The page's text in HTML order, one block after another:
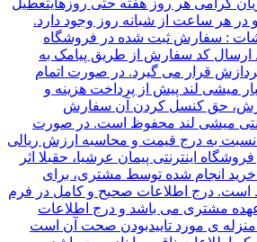
هر ساعت از شبانه روز وجود دارد.
: سفارش ثبت شده در فروشگاه
ارسال کد سفارش از طریق پیامک به
قرار می گیرد. در صورت اتمام
میشی لند پیش از پرداخت هزینه و
حق کنسل کردن آن سفارش
میشی لند محفوظ است. در صورت
نسبت به درج قیمت و محاسبه ارزش ریالی
اینترنتی پیمان عرشیا، حقبلا اثر
انجام شده توسط مشتری، برای
درج اطلاعات صحیح و کامل در فرم
مشتری می باشد و درج اطلاعات
ی مورد تاییدبودن صحت آن است